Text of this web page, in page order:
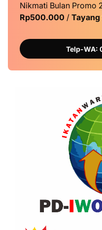
Nikmati Bulan Promo
Rp500.000 / Tayang
Telp-WA: